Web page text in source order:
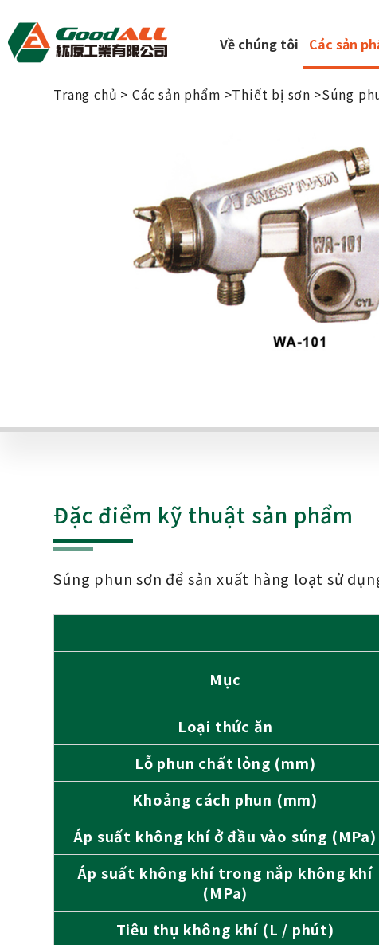
Về chúng tôi Các sản
Trang chủ Các sản phẩm Thiết bị sơn Súng
Đặc điểm kỹ thuật sản phẩm
Súng phun sơn để sản xuất hàng loạt sử
Mục
Loại thức ăn
Lỗ phun chất lỏng (mm)
Khoảng cách phun (mm)
Áp suất không khí ở đầu vào súng (MPa)
Áp suất không khí trong nắp không khí
(MPa)
Tiêu thụ không khí (L / phút)